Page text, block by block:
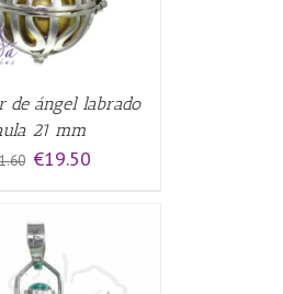
de ángel labrado
21 mm
El
€21.60.
€19.50